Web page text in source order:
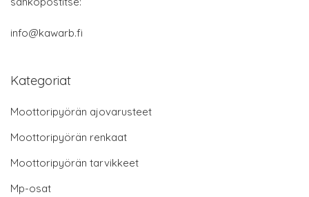
info@kawarb.fi
Kategoriat
Moottoripyörän ajovarusteet
Moottoripyörän renkaat
Moottoripyörän tarvikkeet
Mp-osat